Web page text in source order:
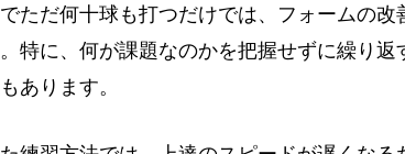
ただ何十球も打つだけでは、フォームの改
特に、何が課題なのかを把握せずに繰り
あります。